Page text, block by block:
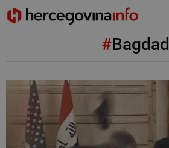
#Bagdad